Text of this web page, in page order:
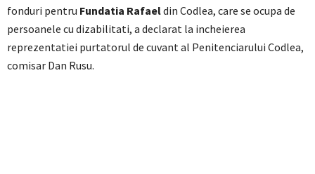
fonduri pentru Fundatia Rafaeldin Codlea, care se ocupa de
persoanele cu dizabilitati, a declarat la incheierea
reprezentatiei purtatorul de cuvant al Penitenciarului Codlea,
comisar Dan Rusu.